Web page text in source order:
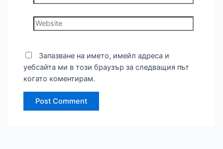
Website
Запазване на името, имейл адреса и
уебсайта ми в този браузър за следващия път
когато коментирам.